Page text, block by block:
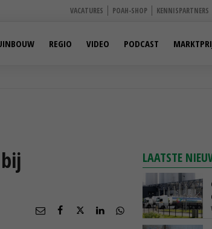
VACATURES POAH-SHOP KENNISPARTNERS
REGIO VIDEO PODCAST
LAATSTE